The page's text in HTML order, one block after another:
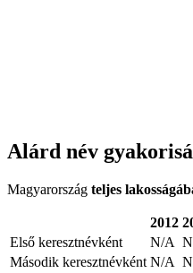
Alárd név
Magyarország teljes
2012
Első keresztnévként
N/A
Második keresztnévként N/A